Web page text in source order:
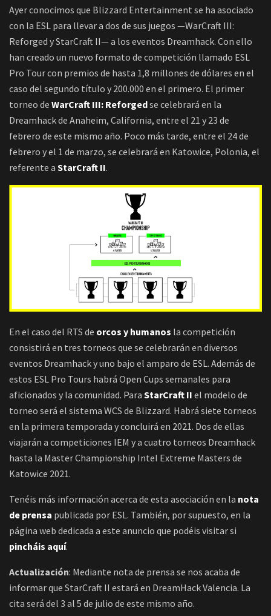
Ayer conocimos que Blizzard Entertainment se ha asociado
con la ESL para llevar a dos de sus juegos —WarCraft III:
Reforged y StarCraft II— a los eventos Dreamhack. Con ello
han creado un nuevo formato de competición llamado ESL
Pro Tour con premios de hasta 1,8 millones de dólares en el
caso del segundo título y 200.000 en el primero. El primer
torneo de WarCraft III: Reforgedse celebrará en la
Dreamhack de Anaheim, California, entre el 21 y 23 de
febrero de este mismo año. Poco más tarde, entre el 24 de
febrero y el 1 de marzo, se celebrará en Katowice, Polonia, el
referente a StarCraft II.
En el caso del RTS de orcos y humanos la competición
consistirá en tres torneos que se celebrarán en diversos
eventos Dreamhack y uno bajo el amparo de ESL. Además de
estos ESL Pro Tours habrá Open Cups semanales para
aficionados y la comunidad. Para StarCraft II el modelo de
torneo será el sistema WCS de Blizzard. Habrá siete torneos
en la primera temporada y concluirá en 2021. Dos de ellas
viajarán a competiciones IEM y a cuatro torneos Dreamhack
hasta la Master Championship Intel Extreme Masters de
Katowice 2021.
Tenéis más información acerca de esta asociación en la nota
de prensa publicada por ESL. También, por supuesto, en la
página web dedicada a este anuncio que podéis visitar si
pincháis aquí.
Actualización: Mediante nota de prensa se nos acaba de
informar que StarCraft II estará en DreamHack Valencia. La
cita será del 3 al 5 de julio de este mismo año.